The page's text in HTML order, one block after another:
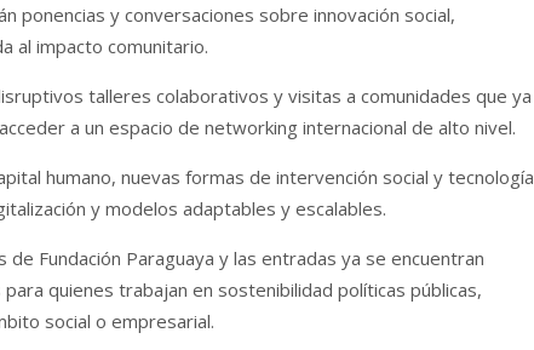
ponencias y conversaciones sobre innovación social,
al impacto comunitario.
talleres colaborativos y visitas a comunidades que ya
a un espacio de networking internacional de alto nivel.
humano, nuevas formas de intervención social y tecnología
y modelos adaptables y escalables.
Fundación Paraguaya y las entradas ya se encuentran
quienes trabajan en sostenibilidad políticas públicas,
social o empresarial.